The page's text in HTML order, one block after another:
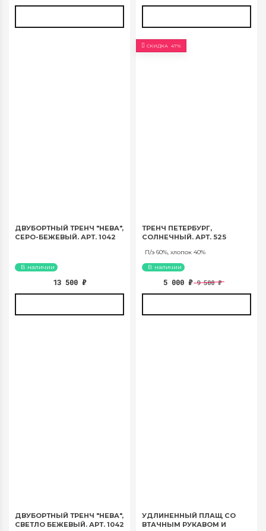
ДВУБОРТНЫЙ ТРЕНЧ "НЕВА",
СЕРО-БЕЖЕВЫЙ. АРТ. 1042
В наличии
13 500 ₽
СКИДКА 47%
ТРЕНЧ ПЕТЕРБУРГ,
СОЛНЕЧНЫЙ. АРТ. 525
П/э 60%, хлопок 40%
В наличии
5 000 ₽ 9 500₽
ДВУБОРТНЫЙ ТРЕНЧ "НЕВА",
СВЕТЛО БЕЖЕВЫЙ. АРТ. 1042
УДЛИНЕННЫЙ ПЛАЩ СО
ВТАЧНЫМ РУКАВОМ И